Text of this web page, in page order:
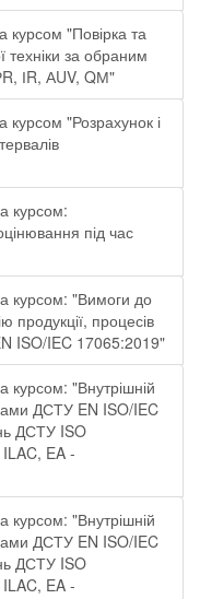
курсом "Повірка та
техніки за обраним
ІR, АUV, QМ"
курсом "Розрахунок і
курсом:
під час
курсом: "Вимоги до
продукції, процесів
ISO/IEC 17065:2019"
курсом: "Внутрішній
ДСТУ EN ISO/IEC
ДСТУ ISO
EA -
курсом: "Внутрішній
ДСТУ EN ISO/IEC
ДСТУ ISO
EA -